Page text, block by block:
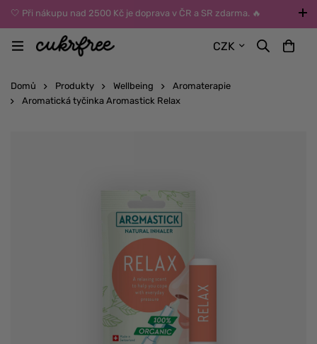
🤍 Při nákupu nad 2500 Kč je doprava v ČR a SR zdarma. 🔥
UPOZORNĚNÍ: Během léta vybírejte dopravu kurýrem nebo do Z-
BOXů umístěných uvnitř budov. Reklamace zboží způsobené
CZK
Domů Produkty Wellbeing
Aromaterapie
Aromatická tyčinka Aromastick Relax